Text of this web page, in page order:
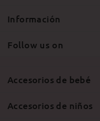
Información
Follow us on
Accesorios de bebé
Accesorios de niños